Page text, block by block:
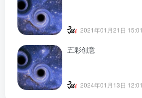
2021年01月21日 15:01
五彩创意
2024年01月13日 12:01